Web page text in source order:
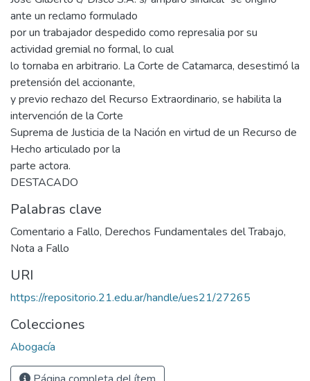
ante un reclamo formulado
por un trabajador despedido como represalia por su
actividad gremial no formal, lo cual
lo tornaba en arbitrario. La Corte de Catamarca, desestimó la
pretensión del accionante,
y previo rechazo del Recurso Extraordinario, se habilita la
intervención de la Corte
Suprema de Justicia de la Nación en virtud de un Recurso de
Hecho articulado por la
parte actora.
DESTACADO
Palabras clave
Comentario a Fallo, Derechos Fundamentales del Trabajo,
Nota a Fallo
URI
https://repositorio.21.edu.ar/handle/ues21/27265
Colecciones
Abogacía